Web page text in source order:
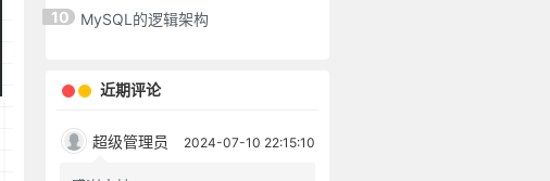
10
MySQL的逻辑架构
近期评论
超级管理员 2024-07-10 22:15:10